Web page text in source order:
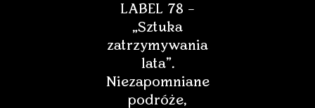
LABEL 78 –
„Sztuka
zatrzymywania
lata”.
Niezapomniane
podróże,